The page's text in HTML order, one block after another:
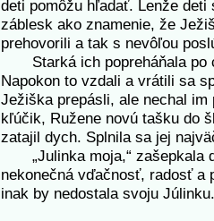
deti pomôžu hľadať. Lenže
záblesk ako znamenie, že
prehovorili a tak s nevôľou
Starká ich popreháňala po
Napokon to vzdali a vrátili sa
Ježiška prepásli, ale nechal
kľúčik, Ružene novú tašku do
zatajil dych. Splnila sa jej
„Julinka moja,“ zašepkala
nekonečná vďačnosť, radosť a
inak by nedostala svoju